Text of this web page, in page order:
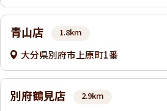
青山店 1.8km
大分県別府市上原町1番
別府鶴見店 2.9km